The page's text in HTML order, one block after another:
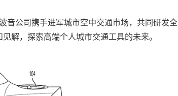
音公司携手进军城市空中交通市场，共同研发全
解，探索高端个人城市交通工具的未来。